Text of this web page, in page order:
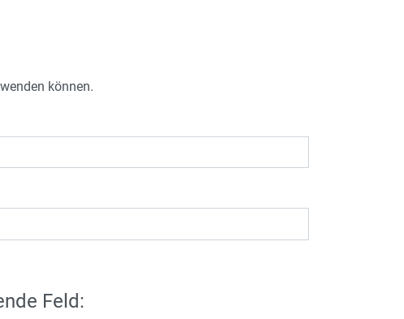
können.
Feld: